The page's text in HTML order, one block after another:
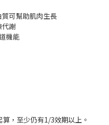
可幫助肌肉生長
代謝
機能
，至少仍有1/3效期以上。